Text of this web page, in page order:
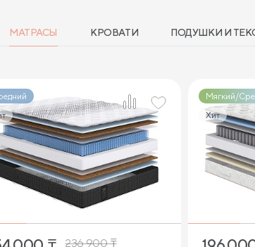
МАТРАСЫ КРОВАТИ ПОДУШКИ И
2
236 900₸
Мягкий/
Хит